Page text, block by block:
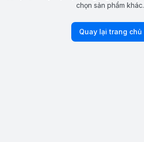
chọn sản phẩm khác.
Quay lại trang chủ